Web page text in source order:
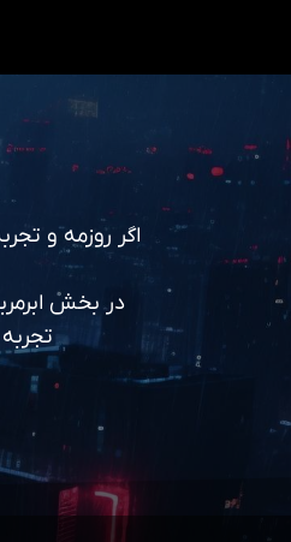
اگر روزمه و
در بخش